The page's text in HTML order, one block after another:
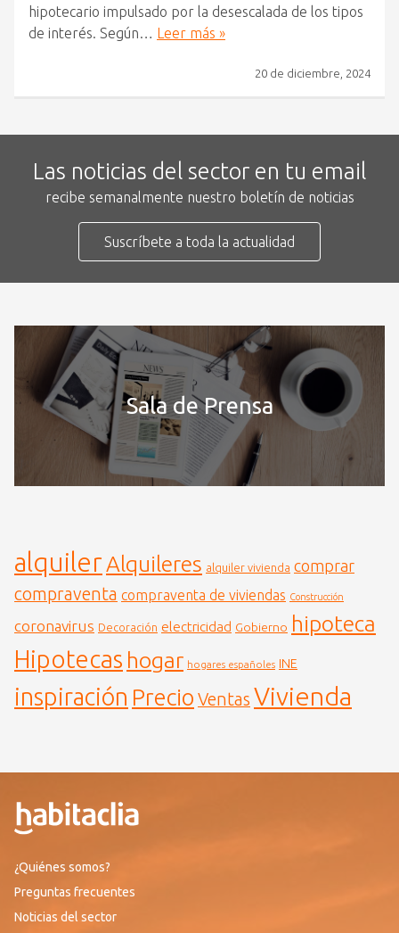
hipotecario impulsado por la desescalada de los tipos
de interés. Según… Leer más »
20 de diciembre, 2024
Las noticias del sector en tu email
recibe semanalmente nuestro boletín de noticias
Suscríbete a toda la actualidad
Sala de Prensa
alquilerAlquileres alquiler vivienda comprar
compraventa compraventa de viviendas Construcción
coronavirus Decoración electricidad Gobierno hipoteca
Hipotecas hogar hogares españoles INE
inspiración Precio Ventas Vivienda
¿Quiénes somos?
Preguntas frecuentes
Noticias del sector